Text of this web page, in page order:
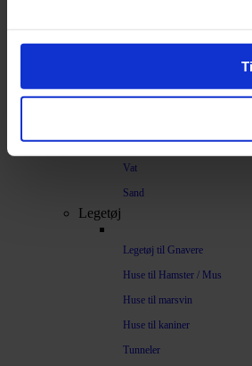
Savsmuld
Bommuld
Træpiller
Vat
Sand
Legetøj
Legetøj til Gnavere
Huse til Hamster / Mus
Huse til marsvin
Huse til kaniner
Tunneler